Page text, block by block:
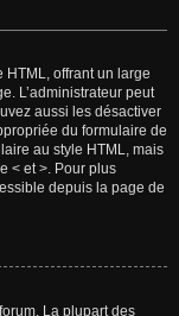
offrant un large
L’administrateur peut
aussi les désactiver
du formulaire de
au style HTML, mais
< et >. Pour plus
depuis la page de
La plupart des